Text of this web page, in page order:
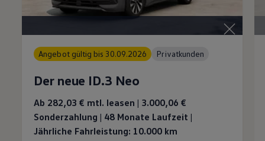
Angebot gültig bis 30.09.2026 Privatkunden
Der neue ID.3 Neo
Ab 282,03 € mtl. leasen | 3.000,06 €
Sonderzahlung | 48 Monate Laufzeit |
Jährliche Fahrleistung: 10.000 km